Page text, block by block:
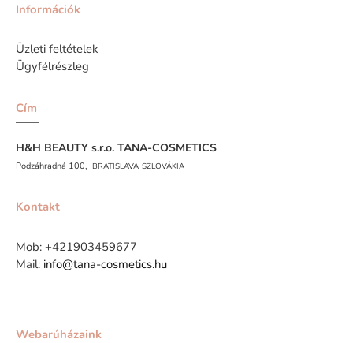
Információk
Üzleti feltételek
Ügyfélrészleg
Cím
H&H BEAUTY s.r.o. TANA-COSMETICS
Podzáhradná 100, BRATISLAVA SZLOVÁKIA
Kontakt
Mob: +421903459677
Mail: info@tana-cosmetics.hu
Webarúházaink